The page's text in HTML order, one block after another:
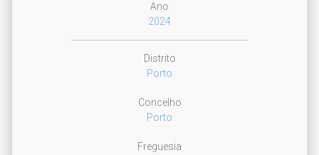
Ano
2024
Distrito
Porto
Concelho
Porto
Freguesia